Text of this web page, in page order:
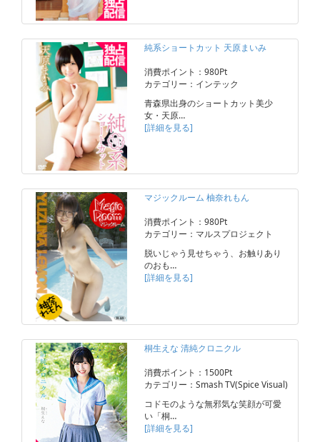
純系ショートカット 天原まいみ
消費ポイント：980Pt
カテゴリー：インテック
青森県出身のショートカット美少
女・天原…
[詳細を見る]
マジックルーム 柚奈れもん
消費ポイント：980Pt
カテゴリー：マルスプロジェクト
脱いじゃう見せちゃう、お触りあり
のおも…
[詳細を見る]
桐生えな 清純クロニクル
消費ポイント：1500Pt
カテゴリー：Smash TV(Spice Visual)
コドモのような無邪気な笑顔が可愛
い「桐…
[詳細を見る]